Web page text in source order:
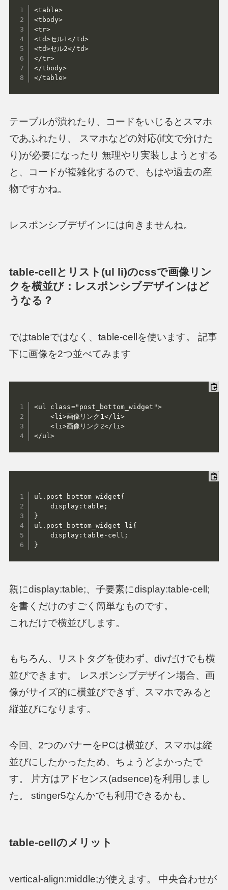
<table>
<tbody>
<tr>
<td>セル1</td>
<td>セル2</td>
</tr>
</tbody>
</table>
テーブルが潰れたり、コードをいじるとスマホ
であふれたり、 スマホなどの対応(if文で分けた
り)が必要になったり 無理やり実装しようとする
と、コードが複雑化するので、もはや過去の産
物ですかね。
レスポンシブデザインには向きませんね。
table-cellとリスト(ul li)のcssで画像リン
クを横並び：レスポンシブデザインはど
うなる？
ではtableではなく、table-cellを使います。 記事
下に画像を2つ並べてみます
<ul class="post_bottom_widget">
</ul>
ul.post_bottom_widget{
}
ul.post_bottom_widget li{
}
親にdisplay:table;、子要素にdisplay:table-cell;
を書くだけのすごく簡単なものです。
これだけで横並びします。
もちろん、リストタグを使わず、divだけでも横
並びできます。 レスポンシブデザイン場合、画
像がサイズ的に横並びできず、スマホでみると
縦並びになります。
今回、2つのバナーをPCは横並び、スマホは縦
並びにしたかったため、ちょうどよかったで
す。 片方はアドセンス(adsence)を利用しまし
た。 stinger5なんかでも利用できるかも。
table-cellのメリット
vertical-align:middle;が使えます。 中央合わせが